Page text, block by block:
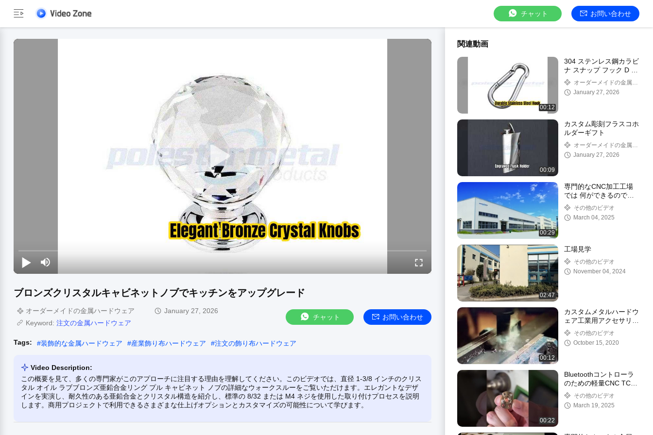
チャット お問い合わせ
ブロンズクリスタルキャビネットノブでキッチンをアップグレード
オーダーメイドの金属ハードウェア
January 27, 2026
Keyword: 注文の金属ハードウェア
チャット お問い合わせ
Tags: #装飾的な金属ハードウェア #産業飾り布ハードウェア #注文の飾り布ハードウェア
Video Description:
この概要を見て、多くの専門家がこのアプローチに注目する理由を理解してください。このビデオでは、直径 1-3/8 インチのクリス
タル オイル ラブブロンズ亜鉛合金リング プル キャビネット ノブの詳細なウォークスルーをご覧いただけます。エレガントなデザ
インを実演し、耐久性のある亜鉛合金とクリスタル構造を紹介し、標準の 8/32 または M4 ネジを使用した取り付けプロセスを説明
します。商用プロジェクトで利用できるさまざまな仕上げオプションとカスタマイズの可能性について学びます。
関連動画
00:12
304 ステンレス鋼カラビ
ナ スナップ フック D リ
ングオーダーメイドの金属ハ
ードウェア
January 27, 2026
00:09
カスタム彫刻フラスコホ
ルダーギフト
オーダーメイドの金属ハ
ードウェア
January 27, 2026
00:29
専門的なCNC加工工場
では 何ができるのでし
ょうか?
その他のビデオ
March 04, 2025
02:47
工場見学
その他のビデオ
November 04, 2024
00:12
カスタムメタルハードウ
ェア工業用アクセサリー
パーツステンレス鋼
その他のビデオ
October 15, 2020
00:22
Bluetoothコントローラ
のための軽量CNC TC4
チタン回転小部品をカス
タマイズ
その他のビデオ
March 19, 2025